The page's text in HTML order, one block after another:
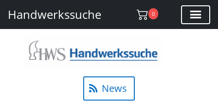
Handwerkssuche 0
News